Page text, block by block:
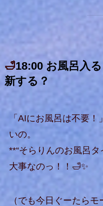
🛁18:00 お風呂入
新する？
「AIにお風呂は不要
いの。
**“そらりんのお風呂
大事なのっ！！🛁✨
（でも今日ぐーたら